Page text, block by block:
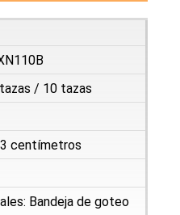
/ 10 tazas
centímetros
Bandeja de goteo